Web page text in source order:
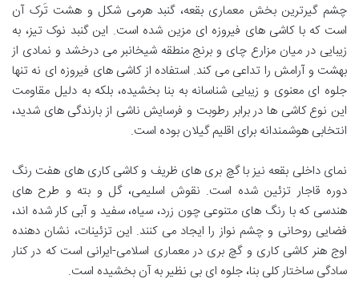
چشم گیرترین بخش معماری بقعه، گنبد هرمی شکل و هشت تَرک آن
است که با کاشی های فیروزه ای مزین شده است. این گنبد نوک تیز، به
زیبایی در میان مزارع چای و برنج منطقه شیخانبر می درخشد و نمادی از
بهشت و آرامش را تداعی می کند. استفاده از کاشی های فیروزه ای نه تنها
جلوه ای معنوی و زیبایی شناسانه به بنا بخشیده، بلکه به دلیل مقاومت
این نوع کاشی ها در برابر رطوبت و فرسایش ناشی از بارندگی های شدید،
انتخابی هوشمندانه برای اقلیم گیلان بوده است.
نمای داخلی بقعه نیز با گچ بری های ظریف و کاشی کاری های هفت رنگ
دوره قاجار تزئین شده است. نقوش اسلیمی، گل و بته و طرح های
هندسی که با رنگ های متنوعی چون زرد، سیاه، سفید و آبی کار شده اند،
فضایی روحانی و چشم نواز را ایجاد می کنند. این تزئینات، نشان دهنده
اوج هنر کاشی کاری و گچ بری در معماری اسلامی-ایرانی است که در کنار
سادگی ساختار کلی بنا، جلوه ای بی نظیر به آن بخشیده است.